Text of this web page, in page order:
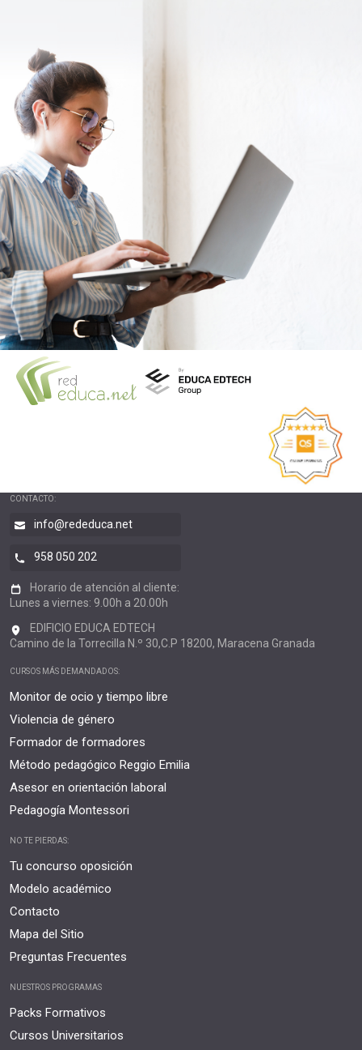
CONTACTO:
info@rededuca.net
958 050 202
Horario de atención al cliente:
Lunes a viernes: 9.00h a 20.00h
EDIFICIO EDUCA EDTECH
Camino de la Torrecilla N.º 30,C.P 18200, Maracena Granada
CURSOS MÁS DEMANDADOS:
Monitor de ocio y tiempo libre
Violencia de género
Formador de formadores
Método pedagógico Reggio Emilia
Asesor en orientación laboral
Pedagogía Montessori
NO TE PIERDAS:
Tu concurso oposición
Modelo académico
Contacto
Mapa del Sitio
Preguntas Frecuentes
NUESTROS PROGRAMAS
Packs Formativos
Cursos Universitarios